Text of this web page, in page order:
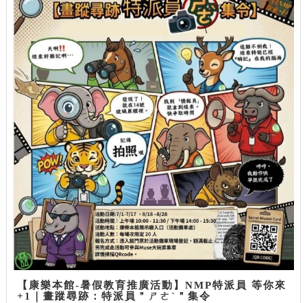
【康樂本館-暑假教育推廣活動】NMP特派員 等你來
+1｜畫蹤尋跡：特派員＂ㄕㄜˋ＂集令